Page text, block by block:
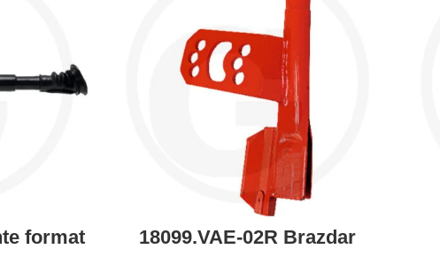
format 18099.VAE-02R Brazdar